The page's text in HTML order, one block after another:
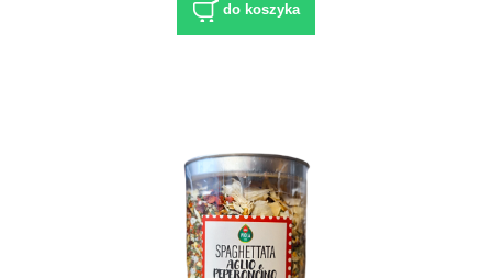
do koszyka